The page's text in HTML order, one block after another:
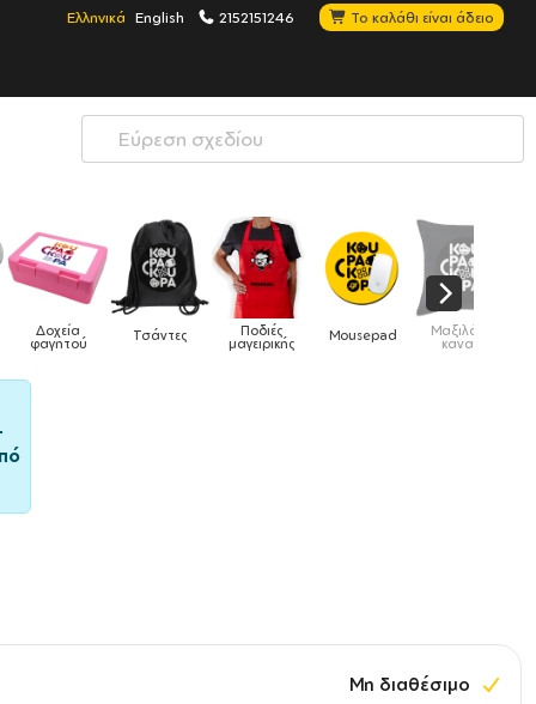
Ελληνικά English 2152151246 Το καλάθι είναι άδειο
Ποδιές
μαγειρικής Mousepad Μαξιλάρια
καναπέ Phone Holders Ρολόγια
Μη διαθέσιμο